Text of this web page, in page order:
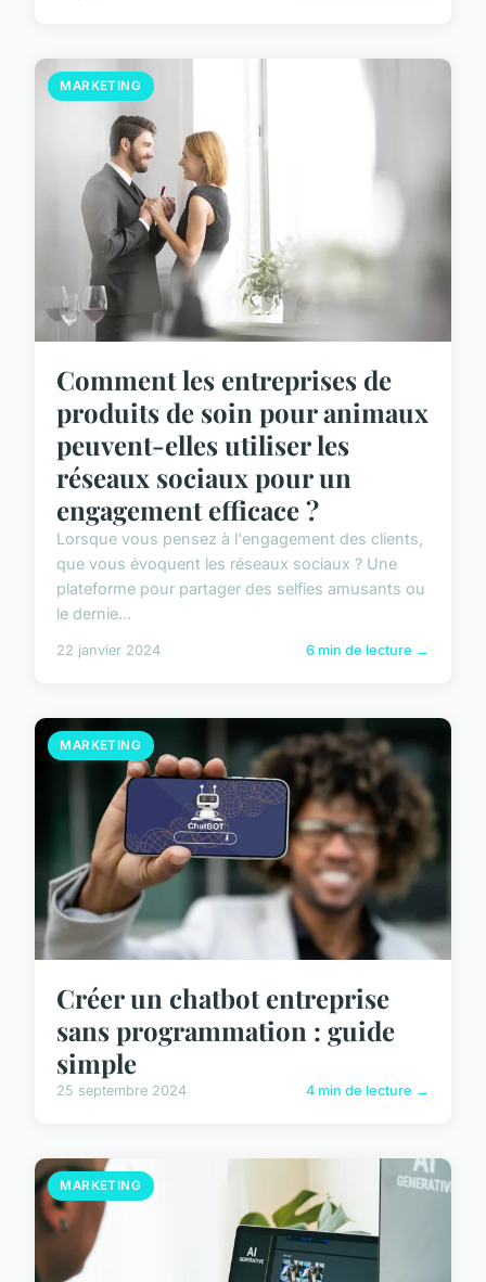
MARKETING
Comment les entreprises de
produits de soin pour animaux
peuvent-elles utiliser les
réseaux sociaux pour un
engagement efficace ?
Lorsque vous pensez à l'engagement des clients,
que vous évoquent les réseaux sociaux ? Une
plateforme pour partager des selfies amusants ou
le dernie...
22 janvier 2024 6 min de lecture →
MARKETING
Créer un chatbot entreprise
sans programmation : guide
simple
25 septembre 2024 4 min de lecture →
MARKETING